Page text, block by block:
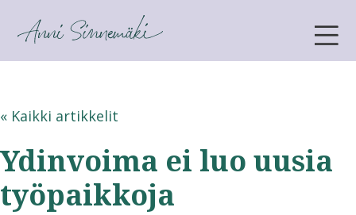
ANNI SINNEMÄKI
« Kaikki artikkelit
Ydinvoima ei luo uusia
työpaikkoja